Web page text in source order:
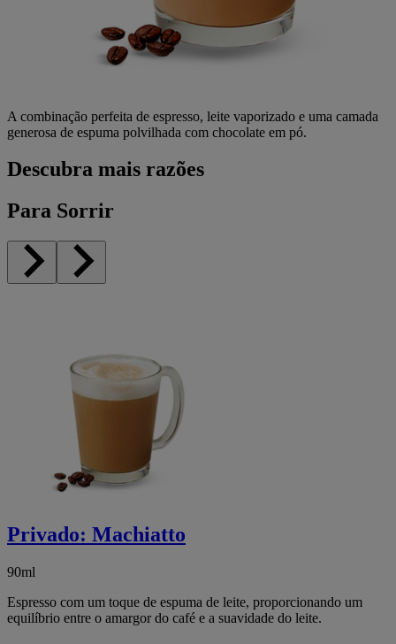
A combinação perfeita de espresso, leite vaporizado e uma camada
generosa de espuma polvilhada com chocolate em pó.
Descubra mais razões
Para Sorrir
Privado: Machiatto
90ml
Espresso com um toque de espuma de leite, proporcionando um
equilíbrio entre o amargor do café e a suavidade do leite.